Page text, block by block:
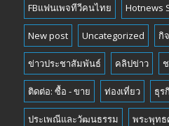
FBแฟนเพจทีวีคนไทย Hotnews
New post Uncategorized กิ
ข่าวประชาสัมพันธ์ คลิปข่าว
ติดต่อ: ซื้อ - ขาย ท่องเที่ยว ธุร
ประเพณีและวัฒนธรรม พระพุทธ